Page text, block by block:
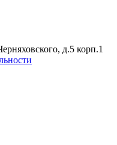
д.5 корп.1